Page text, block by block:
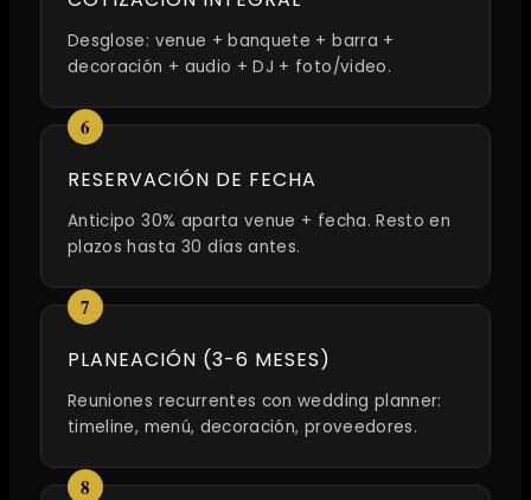
Desglose: venue + banquete + barra +
decoración + audio + DJ + foto/video.
RESERVACIÓN DE FECHA
Anticipo 30% aparta venue + fecha. Resto en
plazos hasta 30 días antes.
PLANEACIÓN (3-6 MESES)
Reuniones recurrentes con wedding planner:
timeline, menú, decoración, proveedores.